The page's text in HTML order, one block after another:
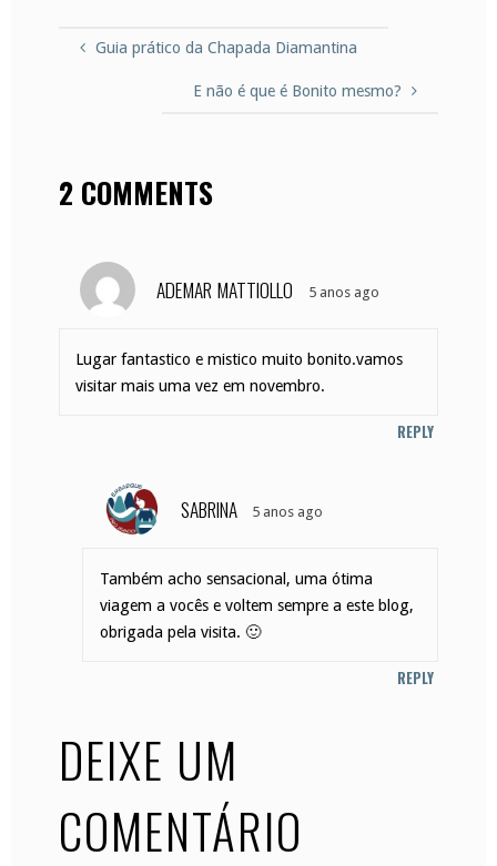
Guia prático da Chapada Diamantina
E não é que é Bonito mesmo?
2 COMMENTS
ADEMAR MATTIOLLO 5 anos ago
Lugar fantastico e mistico muito bonito.vamos
visitar mais uma vez em novembro.
REPLY
SABRINA 5 anos ago
Também acho sensacional, uma ótima
viagem a vocês e voltem sempre a este blog,
obrigada pela visita. 🙂
REPLY
DEIXE UM
COMENTÁRIO